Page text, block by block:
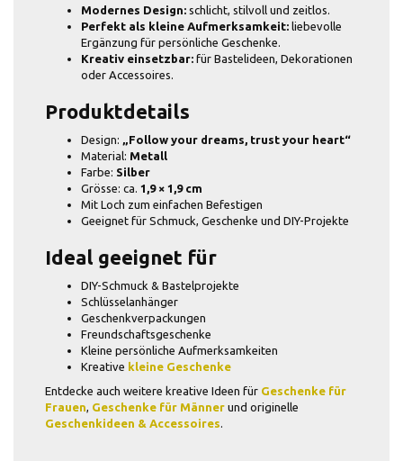
Modernes Design: schlicht, stilvoll und zeitlos.
Perfekt als kleine Aufmerksamkeit: liebevolle
Ergänzung für persönliche Geschenke.
Kreativ einsetzbar: für Bastelideen, Dekorationen
oder Accessoires.
Produktdetails
Design: „Follow your dreams, trust your heart“
Material: Metall
Farbe: Silber
Grösse: ca. 1,9 × 1,9 cm
Mit Loch zum einfachen Befestigen
Geeignet für Schmuck, Geschenke und DIY-Projekte
Ideal geeignet für
DIY-Schmuck & Bastelprojekte
Schlüsselanhänger
Geschenkverpackungen
Freundschaftsgeschenke
Kleine persönliche Aufmerksamkeiten
Kreative kleine Geschenke
Entdecke auch weitere kreative Ideen für Geschenke für
Frauen, Geschenke für Männer und originelle
Geschenkideen & Accessoires.